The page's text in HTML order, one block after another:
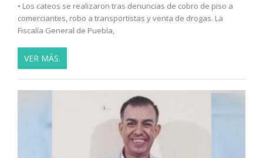
• Los cateos se realizaron tras denuncias de cobro de piso a
comerciantes, robo a transportistas y venta de drogas. La
Fiscalía General de Puebla,
VER MÁS.